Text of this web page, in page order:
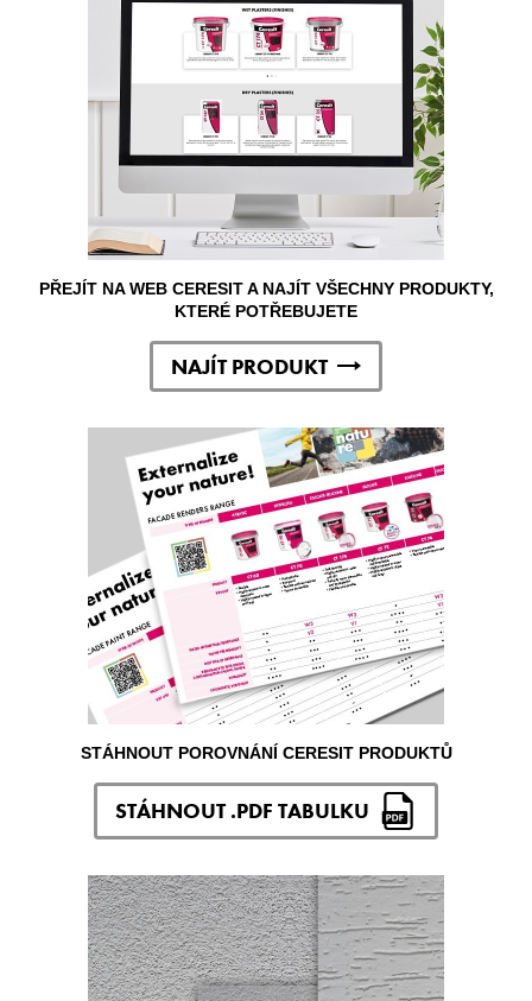
PŘEJÍT NA WEB CERESIT A NAJÍT VŠECHNY PRODUKTY,
KTERÉ POTŘEBUJETE
NAJÍT PRODUKT
STÁHNOUT POROVNÁNÍ CERESIT PRODUKTŮ
STÁHNOUT .PDF TABULKU